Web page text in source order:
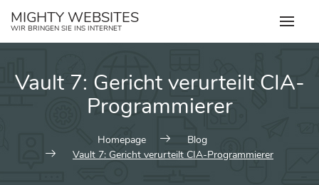
InhaltMIGHTY WEBSITES
WIR BRINGEN SIE INS INTERNET
Vault 7: Gericht verurteilt CIA-
Programmierer
Homepage
Blog
Vault 7: Gericht verurteilt CIA-Programmierer